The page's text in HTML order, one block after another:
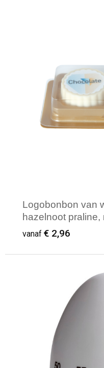
Logobonbon van
hazelnoot
opdruk tot in full
vanaf € 2,96
Minimale